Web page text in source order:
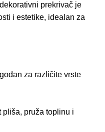
prekrivač je
i estetike, idealan za
za različite vrste
pliša, pruža toplinu i